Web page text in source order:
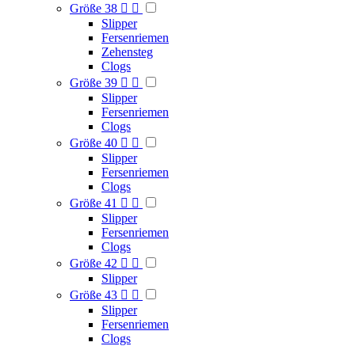
Größe 38  
Slipper
Fersenriemen
Zehensteg
Clogs
Größe 39  
Slipper
Fersenriemen
Clogs
Größe 40  
Slipper
Fersenriemen
Clogs
Größe 41  
Slipper
Fersenriemen
Clogs
Größe 42  
Slipper
Größe 43  
Slipper
Fersenriemen
Clogs